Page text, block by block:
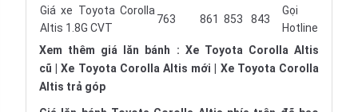
Giá xe Toyota Corolla
Altis 1.8G CVT
763 861 853 843
Gọi
Hotline
Xem thêm giá lăn bánh : Xe Toyota Corolla Altis
cũ |Xe Toyota Corolla Altis mới
Xe Toyota Corolla
Altis trả góp